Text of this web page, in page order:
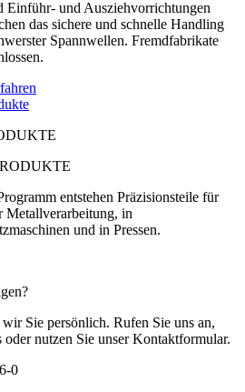
Einführ- und Ausziehvorrichtungen
das sichere und schnelle Handling
Spannwellen. Fremdfabrikate
entstehen Präzisionsteile für
Metallverarbeitung, in
und in Pressen.
wir Sie persönlich. Rufen Sie uns an,
oder nutzen Sie unser Kontaktformular.
0